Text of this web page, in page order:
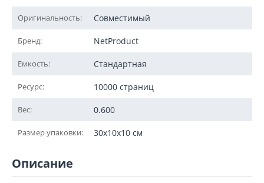
Оригинальность: Совместимый
Бренд: NetProduct
Емкость: Стандартная
Ресурс: 10000 страниц
Вес: 0.600
Размер упаковки: 30x10x10 см
Описание